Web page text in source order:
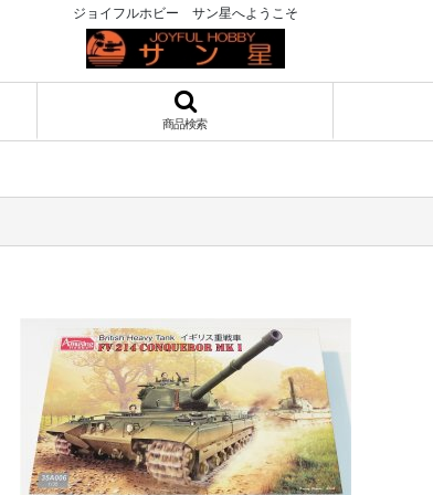
ジョイフルホビー サン星へようこそ
商品検索